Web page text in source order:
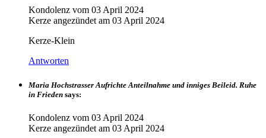
Kondolenz vom 03 April 2024
Kerze angezündet am 03 April 2024
Kerze-Klein
Antworten
Maria Hochstrasser Aufrichte Anteilnahme und inniges Beileid. Ruhe
in Frieden says:
Kondolenz vom 03 April 2024
Kerze angezündet am 03 April 2024